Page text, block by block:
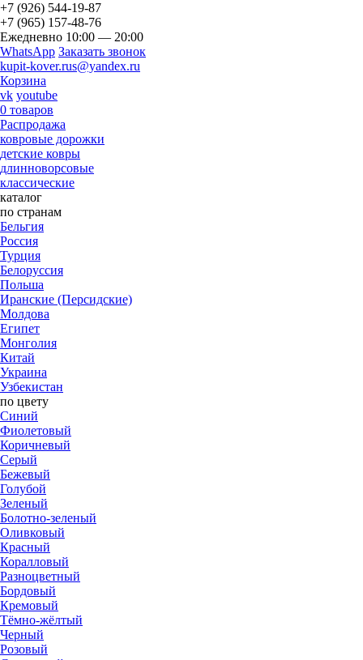
+7 (926) 544-19-87
+7 (965) 157-48-76
Ежедневно 10:00 — 20:00
WhatsApp Заказать звонок
kupit-kover.rus@yandex.ru
Корзина
vk youtube
0 товаров
Распродажа
ковровые дорожки
детские ковры
длинноворсовые
классические
каталог
по странам
Бельгия
Россия
Турция
Белоруссия
Польша
Иранские (Персидские)
Молдова
Египет
Монголия
Китай
Украина
Узбекистан
по цвету
Синий
Фиолетовый
Коричневый
Серый
Бежевый
Голубой
Зеленый
Болотно-зеленый
Оливковый
Красный
Коралловый
​Разноцветный
Бордовый
Кремовый
Тёмно-жёлтый
Черный
Розовый